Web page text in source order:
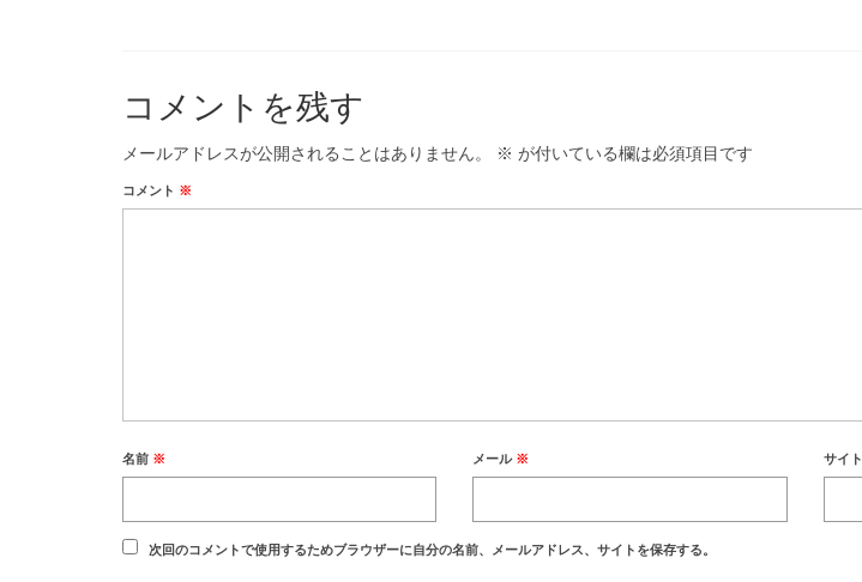
コメントを残す
メールアドレスが公開されることはありません。 ※ が付いている欄は必須項目です
コメント ※
名前 ※ メール ※ サイト
次回のコメントで使用するためブラウザーに自分の名前、メールアドレス、サイトを保存する。